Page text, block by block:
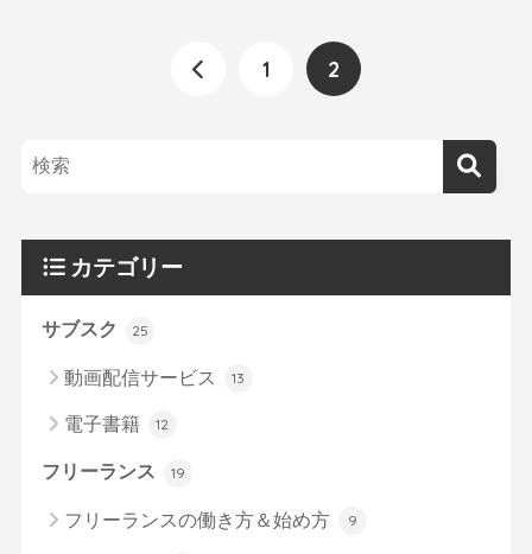
1 2
カテゴリー
サブスク 25
動画配信サービス 13
電子書籍 12
フリーランス 19
フリーランスの働き方＆始め方 9